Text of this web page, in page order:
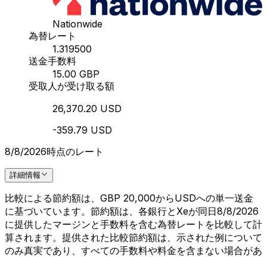
Nationwide
為替レート
1.319500
送金手数料
15.00 GBP
受取人が受け取る額
26,370.20 USD
-359.79 USD
8/8/2026時点のレート
詳細情報
比較による節約額は、GBP 20,000からUSDへの単一送金
に基づいています。節約額は、各銀行とXeが同日8/8/2026
に提供したマージンと手数料を含む為替レートを比較して計
算されます。提供された比較節約額は、示された例について
のみ真実であり、すべての手数料や料金を含まない場合があ